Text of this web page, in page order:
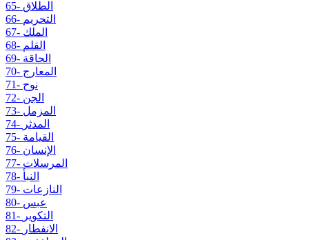
65- الطلاق
66- التحريم
67- الملك
68- القلم
69- الحاقة
70- المعارج
71- نوح
72- الجن
73- المزمل
74- المدثر
75- القيامة
76- الإنسان
77- المرسلات
78- النبأ
79- النازعات
80- عبس
81- التكوير
82- الانفطار